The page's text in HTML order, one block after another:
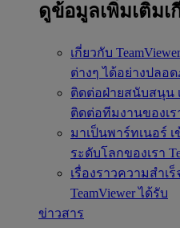
ดูข้อมูลเพิ่มเติมเ
เกี่ยวกับ TeamViewer
ต่างๆ ได้อย่างปลอ
ติดต่อฝ่ายสนับสนุน
ติดต่อทีมงานของเร
มาเป็นพาร์ทเนอร์
ระดับโลกของเรา
เรื่องราวความสำเร็
TeamViewer ได้รับ
ข่าวสาร